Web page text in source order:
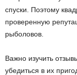
спуски. Поэтому
проверенную
рыболовов.
Важно изучить
убедиться в их